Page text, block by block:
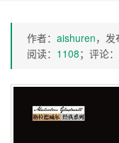
作者： aishuren，发
阅读： 1108；评论：